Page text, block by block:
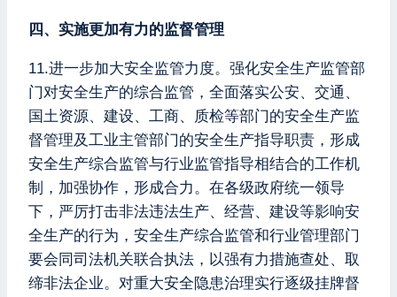
四、实施更加有力的监督管理
11.进一步加大安全监管力度。强化安全生产监管部
门对安全生产的综合监管，全面落实公安、交通、
国土资源、建设、工商、质检等部门的安全生产监
督管理及工业主管部门的安全生产指导职责，形成
安全生产综合监管与行业监管指导相结合的工作机
制，加强协作，形成合力。在各级政府统一领导
下，严厉打击非法违法生产、经营、建设等影响安
全生产的行为，安全生产综合监管和行业管理部门
要会同司法机关联合执法，以强有力措施查处、取
缔非法企业。对重大安全隐患治理实行逐级挂牌督